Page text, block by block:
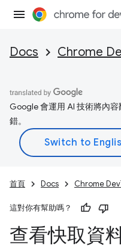
Docs Chrome
Google 會運用 AI 技術將內
錯。
首頁 Docs Chrome
這對你有幫助嗎？
查看快取資